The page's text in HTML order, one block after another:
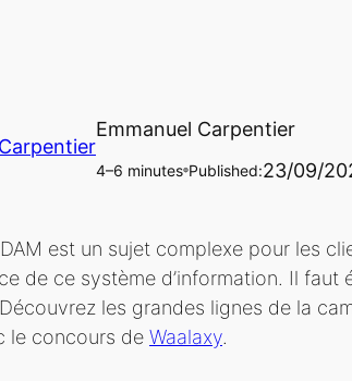
Emmanuel Carpentier
4–6 minutes🔵Published:23/09/
est un sujet complexe pour les
de ce système d’information. Il
les grandes lignes de la
le concours de Waalaxy.